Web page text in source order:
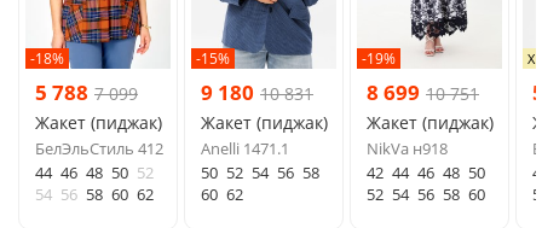
-18%
5 788 7 099
Жакет (пиджак)
БелЭльСтиль 412
44 46 48 50 52
54 56 58 60 62
-15%
9 180 10 831
Жакет (пиджак)
Anelli 1471.1
50 52 54 56 58
60 62
-19%
8 699 10 751
Жакет (пиджак)
NikVa н918
42 44 46 48 50
52 54 56 58 60